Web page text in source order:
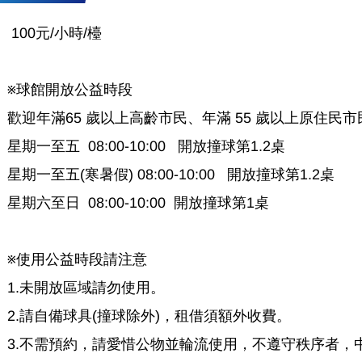
100元/小時/檯
※球館開放公益時段
歡迎年滿65 歲以上高齡市民、年滿 55 歲以上原住民
星期一至五 08:00-10:00 開放撞球第1.2桌
星期一至五(寒暑假) 08:00-10:00 開放撞球第1.2桌
星期六至日 08:00-10:00 開放撞球第1桌
※使用公益時段請注意
1.未開放區域請勿使用。
2.請自備球具(撞球除外)，租借須額外收費。
3.不需預約，請愛惜公物並輪流使用，不遵守秩序者，